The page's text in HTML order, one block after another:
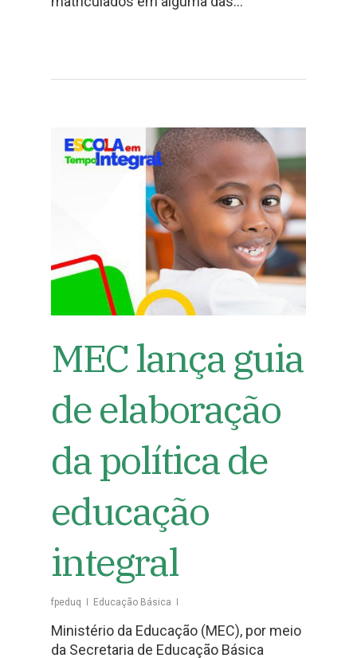
MEC lança guia
de elaboração
da política de
educação
integral
fpeduq Educação Básica
Ministério da Educação (MEC), por meio
da Secretaria de Educação Básica